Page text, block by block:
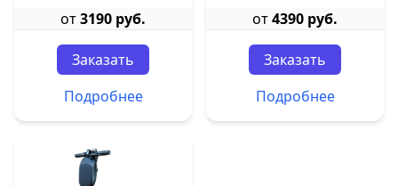
от3190 руб.
Заказать
Подробнее
от4390 руб.
Заказать
Подробнее